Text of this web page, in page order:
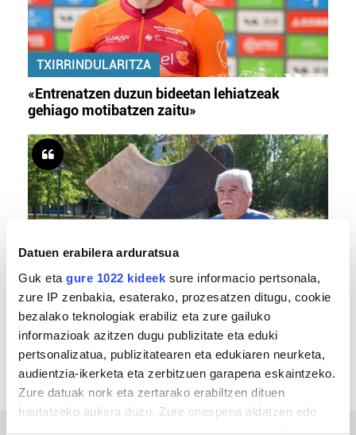
Datuen erabilera arduratsua
Guk eta gure 1022 kideek sure informacio pertsonala,
zure IP zenbakia, esaterako, prozesatzen ditugu, cookie
bezalako teknologiak erabiliz eta zure gailuko
informazioak azitzen dugu publizitate eta eduki
pertsonalizatua, publizitatearen eta edukiaren neurketa,
audientzia-ikerketa eta zerbitzuen garapena eskaintzeko.
Zure datuak nork eta zertarako erabiltzen dituen
hautatzeko aukera duzu. Zure onespena aldatzen edo
TXIRRINDULARITZA
«Entrenatzen duzun bideetan lehiatzeak
gehiago motibatzen zaitu»
MEMORIA HISTORIKOA
«Gai tabua izan da etxe gehienetan, jendeak
azkeneko momentuan hitz egin du»